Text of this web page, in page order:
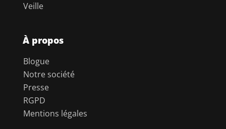
Veille
À propos
Blogue
Notre société
Presse
RGPD
Mentions légales